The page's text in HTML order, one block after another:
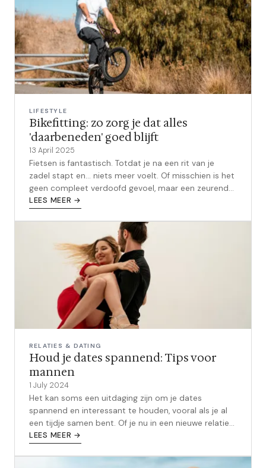
LIFESTYLE
Bikefitting: zo zorg je dat alles
'daarbeneden' goed blijft
13 April 2025
Fietsen is fantastisch. Totdat je na een rit van je
zadel stapt en... niets meer voelt. Of misschien is het
geen compleet verdoofd gevoel, maar een zeurende
pijn die je dwing...
LEES MEER →
RELATIES & DATING
Houd je dates spannend: Tips voor
mannen
1 July 2024
Het kan soms een uitdaging zijn om je dates
spannend en interessant te houden, vooral als je al
een tijdje samen bent. Of je nu in een nieuwe relatie
zit of een lange tijd samen be...
LEES MEER →